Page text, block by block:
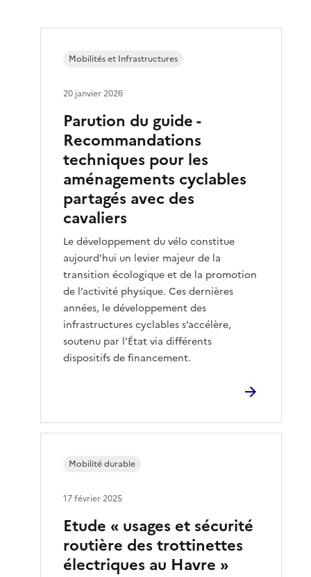
Parution du guide -
Recommandations
techniques pour les
aménagements cyclables
partagés avec des
cavaliers
Le développement du vélo constitue
aujourd’hui un levier majeur de la
transition écologique et de la promotion
de l’activité physique. Ces dernières
années, le développement des
infrastructures cyclables s’accélère,
soutenu par l’État via différents
dispositifs de financement.
Mobilités et Infrastructures
20 janvier 2026
Etude « usages et sécurité
routière des trottinettes
électriques au Havre »
Mobilité durable
17 février 2025